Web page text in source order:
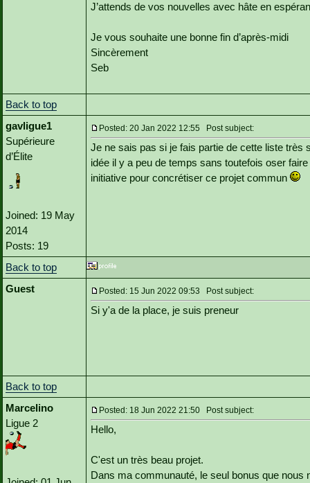
J’attends de vos nouvelles avec hâte en
Je vous souhaite une bonne fin d’après-midi
Sincèrement
Seb
Back to top
gavligue1
Supérieure
d’Élite
Joined: 19 May
2014
Posts: 19
Posted: 20 Jan 2022 12:55 Post subject:
Je ne sais pas si je fais partie de cette liste
idée il y a peu de temps sans toutefois oser
initiative pour concrétiser ce projet commun
Back to top
Guest
Posted: 15 Jun 2022 09:53 Post subject:
Si y'a de la place, je suis preneur
Back to top
Marcelino
Ligue 2
Posted: 18 Jun 2022 21:50 Post subject:
Hello,
C'est un très beau projet.
Dans ma communauté, le seul bonus que